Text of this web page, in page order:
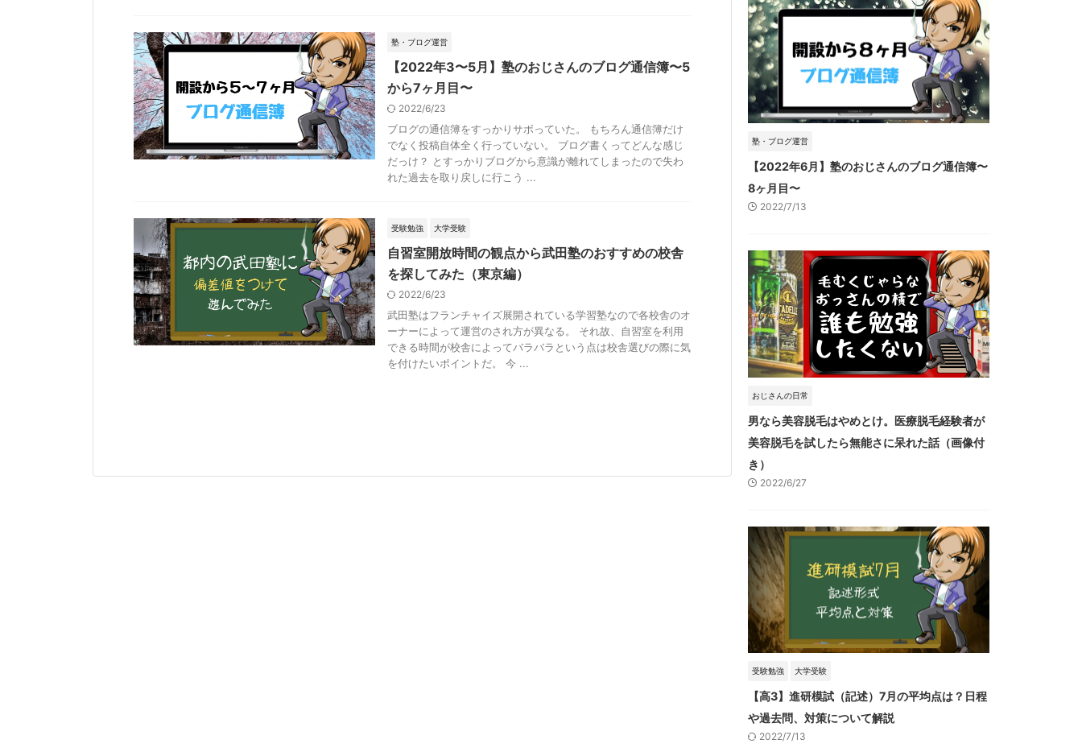
塾・ブログ運営
【2022年3〜5月】塾のおじさんのブログ通信簿〜5
から7ヶ月目〜
2022/6/23
ブログの通信簿をすっかりサボっていた。 もちろん通信簿だけ
でなく投稿自体全く行っていない。 ブログ書くってどんな感じ
だっけ？ とすっかりブログから意識が離れてしまったので失わ
れた過去を取り戻しに行こう ...
受験勉強 大学受験
自習室開放時間の観点から武田塾のおすすめの校舎
を探してみた（東京編）
2022/6/23
武田塾はフランチャイズ展開されている学習塾なので各校舎のオ
ーナーによって運営のされ方が異なる。 それ故、自習室を利用
できる時間が校舎によってバラバラという点は校舎選びの際に気
を付けたいポイントだ。 今 ...
塾・ブログ運営
【2022年6月】塾のおじさんのブログ通信簿〜
8ヶ月目〜
2022/7/13
おじさんの日常
男なら美容脱毛はやめとけ。医療脱毛経験者が
美容脱毛を試したら無能さに呆れた話（画像付
き）
2022/6/27
受験勉強 大学受験
【高3】進研模試（記述）7月の平均点は？日程
や過去問、対策について解説
2022/7/13